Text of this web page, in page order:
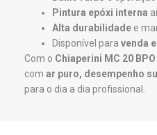
Pintura epóxi interna
Alta durabilidade e
Disponível para venda
Com o Chiaperini MC 20 BPO
com ar puro, desempenho
para o dia a dia profissional.